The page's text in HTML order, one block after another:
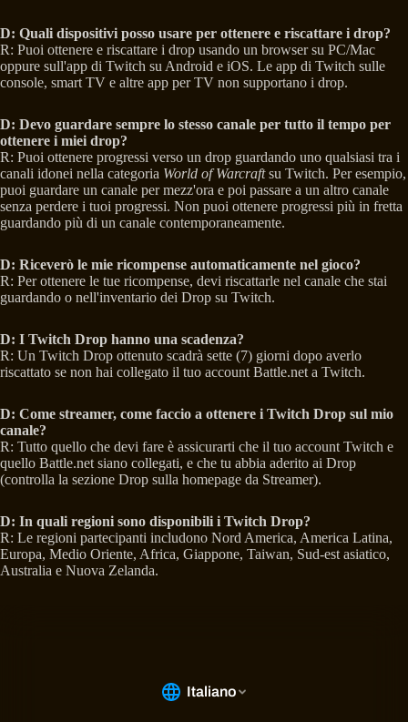
D: Quali dispositivi posso usare per ottenere e riscattare i drop?
R: Puoi ottenere e riscattare i drop usando un browser su PC/Mac
oppure sull'app di Twitch su Android e iOS. Le app di Twitch sulle
console, smart TV e altre app per TV non supportano i drop.
D: Devo guardare sempre lo stesso canale per tutto il tempo per
ottenere i miei drop?
R: Puoi ottenere progressi verso un drop guardando uno qualsiasi tra i
canali idonei nella categoria World of Warcraftsu Twitch. Per esempio,
puoi guardare un canale per mezz'ora e poi passare a un altro canale
senza perdere i tuoi progressi. Non puoi ottenere progressi più in fretta
guardando più di un canale contemporaneamente.
D: Riceverò le mie ricompense automaticamente nel gioco?
R: Per ottenere le tue ricompense, devi riscattarle nel canale che stai
guardando o nell'inventario dei Drop su Twitch.
D: I Twitch Drop hanno una scadenza?
R: Un Twitch Drop ottenuto scadrà sette (7) giorni dopo averlo
riscattato se non hai collegato il tuo account Battle.net a Twitch.
D: Come streamer, come faccio a ottenere i Twitch Drop sul mio
canale?
R: Tutto quello che devi fare è assicurarti che il tuo account Twitch e
quello Battle.net siano collegati, e che tu abbia aderito ai Drop
(controlla la sezione Drop sulla homepage da Streamer).
D: In quali regioni sono disponibili i Twitch Drop?
R: Le regioni partecipanti includono Nord America, America Latina,
Europa, Medio Oriente, Africa, Giappone, Taiwan, Sud-est asiatico,
Australia e Nuova Zelanda.